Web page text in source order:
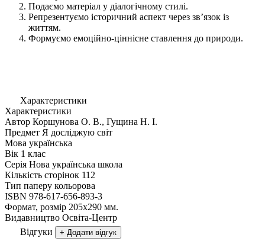
Подаємо матеріал у діалогічному стилі.
Репрезентуємо історичний аспект через зв’язок із
життям.
Формуємо емоційно-ціннісне ставлення до природи.
Характеристики
Характеристики
Автор Коршунова О. В., Гущина Н. І.
Предмет Я досліджую світ
Мова українська
Вік 1 клас
Серія Нова українська школа
Кількість сторінок 112
Тип паперу кольорова
ISBN 978-617-656-893-3
Формат, розмір 205х290 мм.
Видавництво Освіта-Центр
Відгуки
+ Додати відгук